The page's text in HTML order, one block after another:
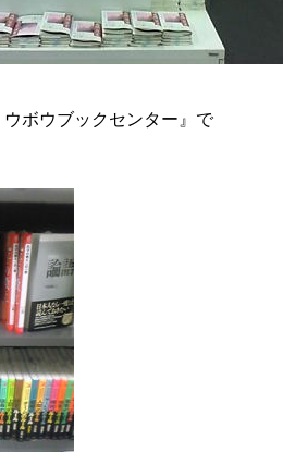
ボウブックセンター』で